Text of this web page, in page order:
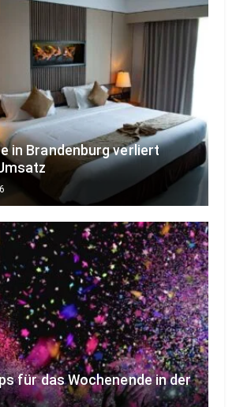
in Brandenburg verliert
für das Wochenende in der